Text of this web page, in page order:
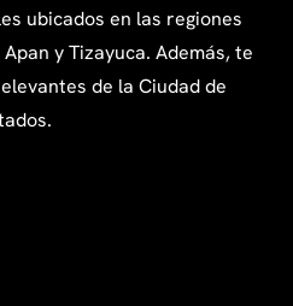
ubicados en las regiones
y Tizayuca. Además, te
de la Ciudad de